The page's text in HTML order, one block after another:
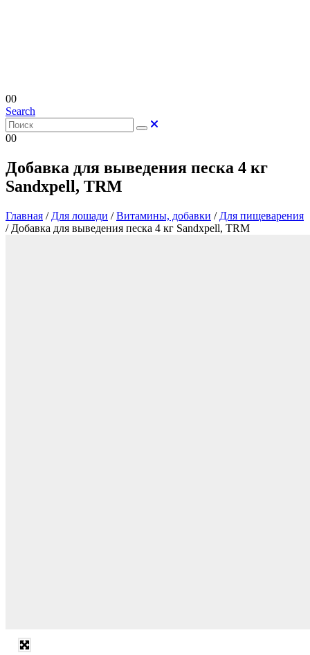
00
Search
00
Добавка для выведения песка 4 кг
Sandxpell, TRM
Главная / Для лошади /Витамины, добавки / Для пищеварения
/ Добавка для выведения песка 4 кг Sandxpell, TRM